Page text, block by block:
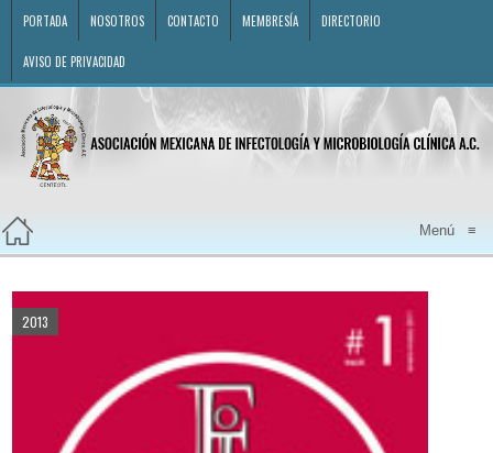
PORTADA NOSOTROS CONTACTO MEMBRESÍA DIRECTORIO
AVISO DE PRIVACIDAD
Menú ≡
2013